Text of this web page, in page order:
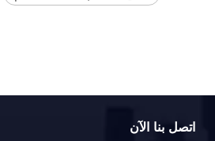
اتصل بنا الآن